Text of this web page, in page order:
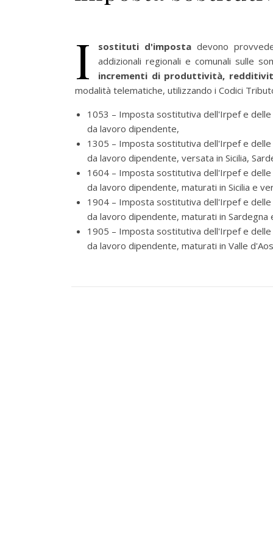
I sostituti d'imposta devono
addizionali regionali e comunali sulle
incrementi di produttività,
modalità telematiche, utilizzando i Codici
1053 – Imposta sostitutiva dell'Irpef e delle
da lavoro dipendente,
1305 – Imposta sostitutiva dell'Irpef e delle
da lavoro dipendente, versata in Sicilia,
1604 – Imposta sostitutiva dell'Irpef e delle
da lavoro dipendente, maturati in Sicilia e
1904 – Imposta sostitutiva dell'Irpef e delle
da lavoro dipendente, maturati in
1905 – Imposta sostitutiva dell'Irpef e delle
da lavoro dipendente, maturati in Valle